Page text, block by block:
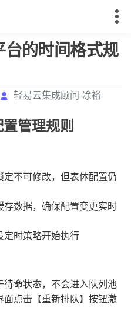
的时间格式规
轻易云集成顾问-凃裕
管理规则
不可修改，但表体配置仍
数据，确保配置变更实时
定时策略开始执行
命状态，不会进入队列池
点击【重新排队】按钮激